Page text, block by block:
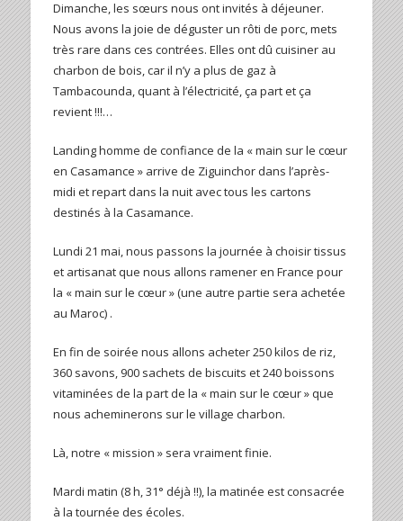
Dimanche, les sœurs nous ont invités à déjeuner.
Nous avons la joie de déguster un rôti de porc, mets
très rare dans ces contrées. Elles ont dû cuisiner au
charbon de bois, car il n’y a plus de gaz à
Tambacounda, quant à l’électricité, ça part et ça
revient !!!…
Landing homme de confiance de la « main sur le cœur
en Casamance » arrive de Ziguinchor dans l’après-
midi et repart dans la nuit avec tous les cartons
destinés à la Casamance.
Lundi 21 mai, nous passons la journée à choisir tissus
et artisanat que nous allons ramener en France pour
la « main sur le cœur » (une autre partie sera achetée
au Maroc) .
En fin de soirée nous allons acheter 250 kilos de riz,
360 savons, 900 sachets de biscuits et 240 boissons
vitaminées de la part de la « main sur le cœur » que
nous acheminerons sur le village charbon.
Là, notre « mission » sera vraiment finie.
Mardi matin (8 h, 31° déjà !!), la matinée est consacrée
à la tournée des écoles.